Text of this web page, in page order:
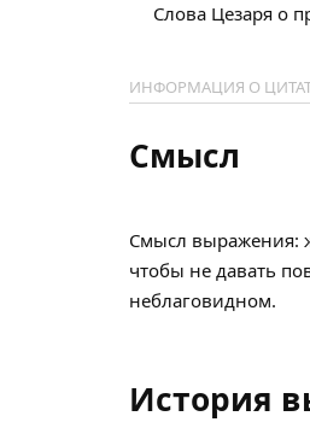
Слова Цезаря о
ИНФОРМАЦИЯ О
Смысл
Смысл выражения:
чтобы не давать
неблаговидном.
История